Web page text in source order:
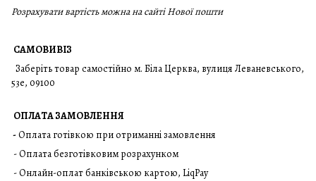
Розрахувати вартість можна на сайті Нової пошти
САМОВИВІЗ
Заберіть товар самостійно м. Біла Церква, вулиця Леваневського,
53е, 09100
ОПЛАТА ЗАМОВЛЕННЯ
-Оплата готівкою при отриманні замовлення
- Оплата безготівковим розрахунком
- Онлайн-оплат банківською картою, LiqPay